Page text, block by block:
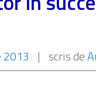
| scris de